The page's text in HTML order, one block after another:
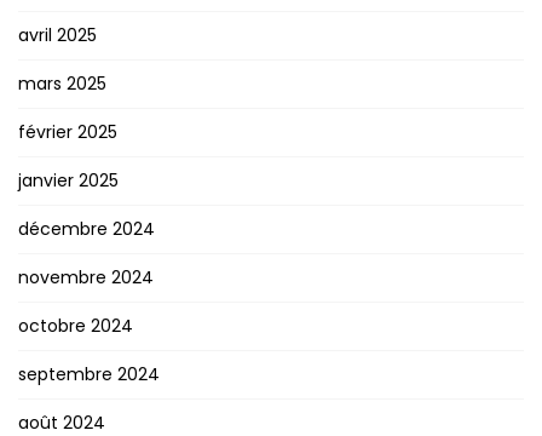
avril 2025
mars 2025
février 2025
janvier 2025
décembre 2024
novembre 2024
octobre 2024
septembre 2024
août 2024